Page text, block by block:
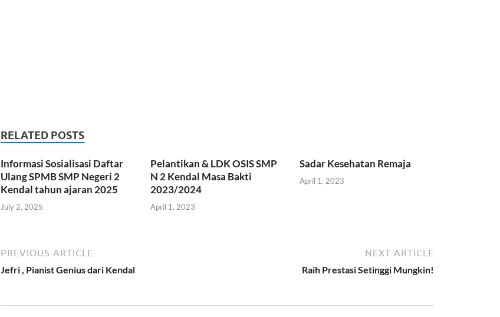
RELATED POSTS
Informasi Sosialisasi Daftar
Ulang SPMB SMP Negeri 2
Kendal tahun ajaran 2025
July 2, 2025
Pelantikan & LDK OSIS SMP
N 2 Kendal Masa Bakti
2023/2024
April 1, 2023
Sadar Kesehatan Remaja
April 1, 2023
PREVIOUS ARTICLE
Jefri , Pianist Genius dari Kendal
NEXT ARTICLE
Raih Prestasi Setinggi Mungkin!